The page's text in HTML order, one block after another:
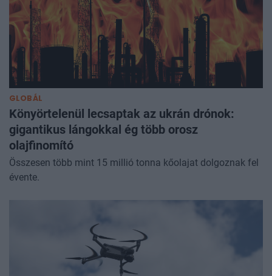
GLOBÁL
Könyörtelenül lecsaptak az ukrán drónok:
gigantikus lángokkal ég több orosz
olajfinomító
Összesen több mint 15 millió tonna kőolajat dolgoznak fel
évente.